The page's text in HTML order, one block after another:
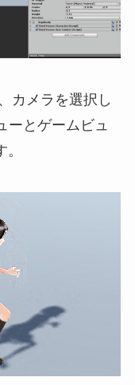
カメラを選択し
ーとゲームビュ